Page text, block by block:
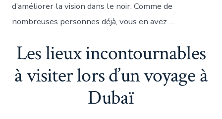
d’améliorer la vision dans le noir. Comme de
nombreuses personnes déjà, vous en avez …
Les lieux incontournables
à visiter lors d’un voyage à
Dubaï